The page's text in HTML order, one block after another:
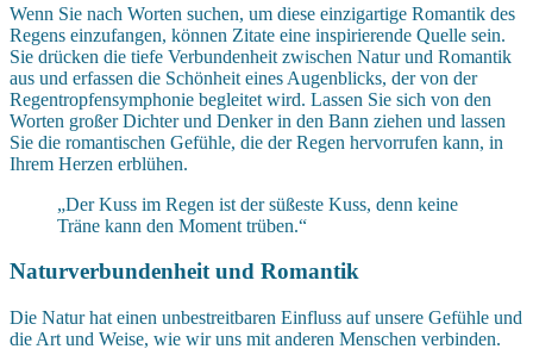
Wenn Sie nach Worten suchen, um diese einzigartige Romantik des
Regens einzufangen, können Zitate eine inspirierende Quelle sein.
Sie drücken die tiefe Verbundenheit zwischen Natur und Romantik
aus und erfassen die Schönheit eines Augenblicks, der von der
Regentropfensymphonie begleitet wird. Lassen Sie sich von den
Worten großer Dichter und Denker in den Bann ziehen und lassen
Sie die romantischen Gefühle, die der Regen hervorrufen kann, in
Ihrem Herzen erblühen.
„Der Kuss im Regen ist der süßeste Kuss, denn keine
Träne kann den Moment trüben.“
Naturverbundenheit und Romantik
Die Natur hat einen unbestreitbaren Einfluss auf unsere Gefühle und
die Art und Weise, wie wir uns mit anderen Menschen verbinden.